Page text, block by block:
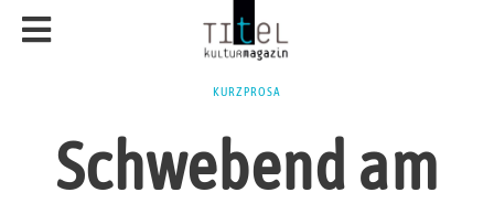
KURZPROSA
Schwebend am